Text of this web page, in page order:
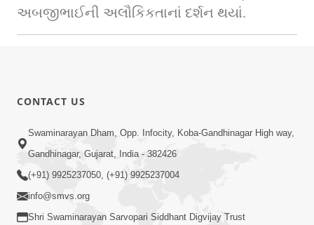
અબજીભાઈની અલૌકિકતાનાં દર્શન થયાં.
CONTACT US
Swaminarayan Dham, Opp. Infocity, Koba-Gandhinagar High way,
Gandhinagar, Gujarat, India - 382426
(+91) 9925237050, (+91) 9925237004
info@smvs.org
Shri Swaminarayan Sarvopari Siddhant Digvijay Trust